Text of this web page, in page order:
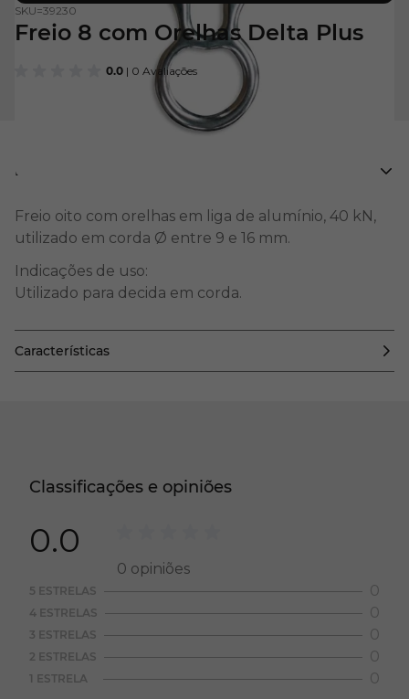
0.0 | 0 Avaliações
SKU=39230
Freio 8 com Orelhas Delta Plus
Descrição
Freio oito com orelhas em liga de alumínio, 40 kN,
utilizado em corda Ø entre 9 e 16 mm.
Indicações de uso:
Utilizado para decida em corda.
Características
Classificações e opiniões
0.0
0 opiniões
5 ESTRELAS 0
4 ESTRELAS 0
3 ESTRELAS 0
2 ESTRELAS 0
1 ESTRELA 0